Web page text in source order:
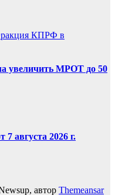
КПРФ в
увеличить МРОТ до 50
августа 2026 г.
автор Themeansar